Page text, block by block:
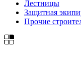
Лестницы
Защитная
Прочие